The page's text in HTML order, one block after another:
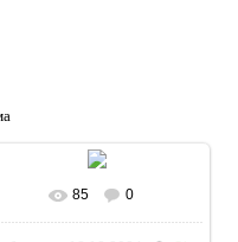
В реальном размере
85 0